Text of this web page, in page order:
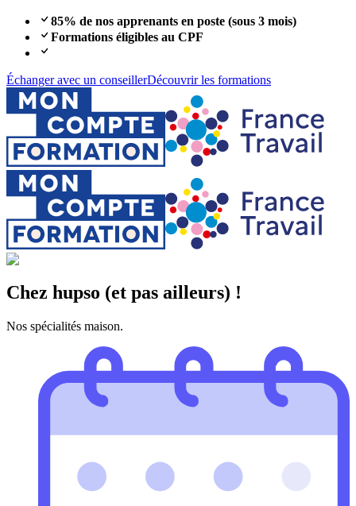
85% de nos apprenants en poste (sous 3 mois)
Formations éligibles au CPF
Échanger avec un conseillerDécouvrir les formations
Chez hupso (et pas ailleurs) !
Nos spécialités maison.